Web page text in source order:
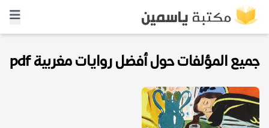
جميع المؤلفات حول أفضل روايات مغربية pdf